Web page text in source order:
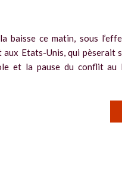
baisse ce matin, sous
aux Etats-Unis, qui pèserait
et la pause du conflit au